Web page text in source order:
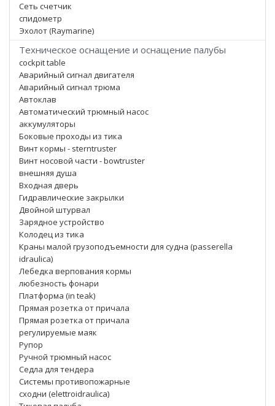
Сеть счетчик
спидометр
Эхолот (Raymarine)
Техническое оснащение и оснащение палубы
cockpit table
Аварийный сигнал двигателя
Аварийный сигнал трюма
Автоклав
Автоматический трюмный насос
аккумуляторы
Боковые проходы из тика
Винт кормы - sterntruster
Винт носовой части - bowtruster
внешняя душа
Входная дверь
Гидравлические закрылки
Двойной штурвал
Зарядное устройство
Колодец из тика
Краны малой грузоподъемности для судна (passerella
idraulica)
Лебедка верпования кормы
любезность фонари
Платформа (in teak)
Прямая розетка от причала
Прямая розетка от причала
регулируемые маяк
Рупор
Ручной трюмный насос
Седла для тендера
Системы противопожарные
сходни (elettroidraulica)